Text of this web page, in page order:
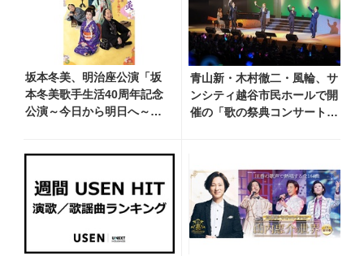
坂本冬美、明治座公演「坂
本冬美歌手生活40周年記念
公演～今日から明日へ～」
青山新・木村徹二・風輪、サ
ンシティ越谷市民ホールで開
催の「歌の祭典コンサート～
テージを披露